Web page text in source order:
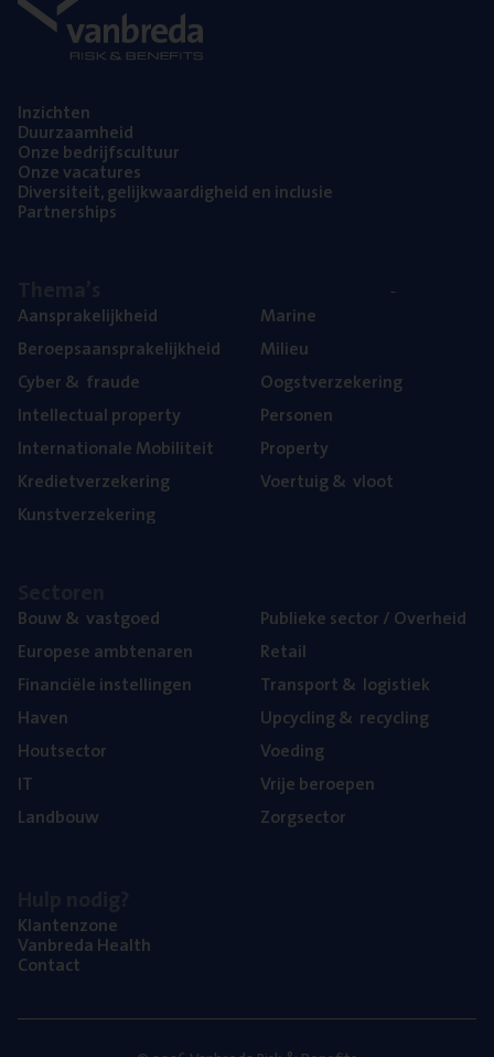
Inzich­ten
Duur­zaam­heid
Onze bedrijfs­cul­tuur
Onze vaca­tu­res
Diver­si­teit, gelijk­waar­dig­heid en inclusie
Part­ner­ships
Aan­spra­ke­lijk­heid
Beroeps­aan­spra­ke­lijk­heid
Cyber& fraude
Intel­lec­tu­al property
Inter­na­ti­o­na­le Mobiliteit
Kre­diet­ver­ze­ke­ring
Kunst­ver­ze­ke­ring
Mari­ne
Mili­eu
Oogst­ver­ze­ke­ring
Per­so­nen
Pro­per­ty
Voer­tuig& vloot
Bouw& vastgoed
Euro­pe­se ambtenaren
Finan­ci­ë­le instellingen
Haven
Hout­sec­tor
IT
Land­bouw
Publie­ke sec­tor / Overheid
Retail
Trans­port& logistiek
Upcy­cling& recycling
Voe­ding
Vrije beroe­pen
Zorg­sec­tor
Klan­ten­zo­ne
Van­b­re­da Health
Con­tact